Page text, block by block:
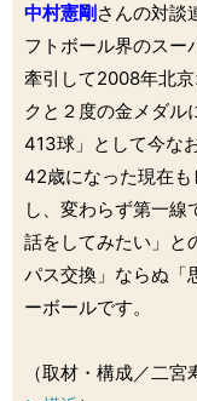
中村憲剛 さんの対談
フトボール界のスー
牽引して2008年北
クと２度の金メダル
413球」として今な
42歳になった現在
し、変わらず第一線
話をしてみたい」と
パス交換」ならぬ「
ーボールです。
（取材・構成／二